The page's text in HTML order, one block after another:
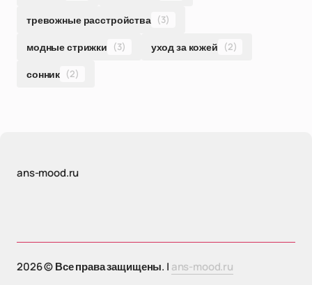
тревожные расстройства (3)
модные стрижки (3) уход за кожей (2)
сонник (2)
ans-mood.ru
2026 © Все права защищены. | ans-mood.ru